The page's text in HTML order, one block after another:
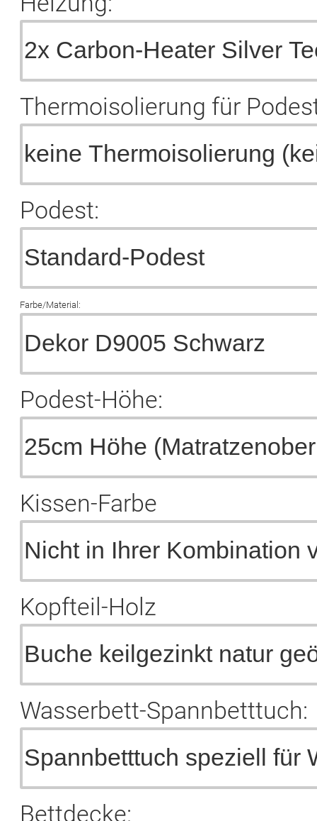
Thermoisolierung für
Podest:
Farbe/Material:
Podest-Höhe:
Kissen-Farbe
Kopfteil-Holz
Wasserbett-Spannbetttuch:
Bettdecke: